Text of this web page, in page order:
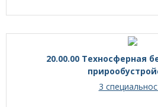
20.00.00 Техносферная
3